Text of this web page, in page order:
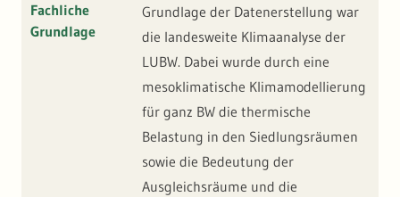
Fachliche
Grundlage
Grundlage der Datenerstellung war
die landesweite Klimaanalyse der
LUBW. Dabei wurde durch eine
mesoklimatische Klimamodellierung
für ganz BW die thermische
Belastung in den Siedlungsräumen
sowie die Bedeutung der
Ausgleichsräume und die